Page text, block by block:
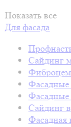
Показать все
Для фасада
Сайдинг
Фасадные
Сайдинг
Фасадная